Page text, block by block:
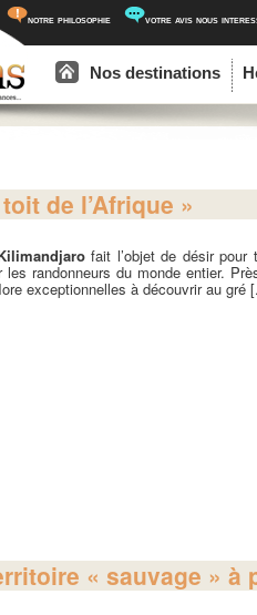
notre philosophie votre avis nous
Aller au contenu principal
Aller au contenu secondaire
Nos destinations
de l’Afrique »
fait l’objet de désir
les randonneurs du monde entier.
exceptionnelles à découvrir au gré
« sauvage » à